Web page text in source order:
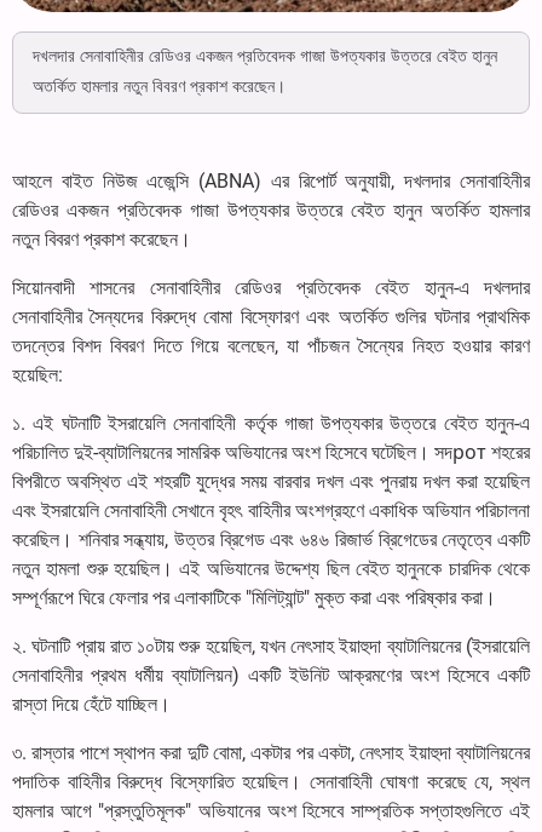
দখলদার সেনাবাহিনীর রেডিওর একজন প্রতিবেদক গাজা উপত্যকার উত্তরে বেইত হানুন
অতর্কিত হামলার নতুন বিবরণ প্রকাশ করেছেন।
আহলে বাইত নিউজ এজেন্সি (ABNA) এর রিপোর্ট অনুযায়ী, দখলদার সেনাবাহিনীর
রেডিওর একজন প্রতিবেদক গাজা উপত্যকার উত্তরে বেইত হানুন অতর্কিত হামলার
নতুন বিবরণ প্রকাশ করেছেন।
সিয়োনবাদী শাসনের সেনাবাহিনীর রেডিওর প্রতিবেদক বেইত হানুন-এ দখলদার
সেনাবাহিনীর সৈন্যদের বিরুদ্ধে বোমা বিস্ফোরণ এবং অতর্কিত গুলির ঘটনার প্রাথমিক
তদন্তের বিশদ বিবরণ দিতে গিয়ে বলেছেন, যা পাঁচজন সৈন্যের নিহত হওয়ার কারণ
হয়েছিল:
১. এই ঘটনাটি ইসরায়েলি সেনাবাহিনী কর্তৃক গাজা উপত্যকার উত্তরে বেইত হানুন-এ
পরিচালিত দুই-ব্যাটালিয়নের সামরিক অভিযানের অংশ হিসেবে ঘটেছিল। সদрот শহরের
বিপরীতে অবস্থিত এই শহরটি যুদ্ধের সময় বারবার দখল এবং পুনরায় দখল করা হয়েছিল
এবং ইসরায়েলি সেনাবাহিনী সেখানে বৃহৎ বাহিনীর অংশগ্রহণে একাধিক অভিযান পরিচালনা
করেছিল। শনিবার সন্ধ্যায়, উত্তর ব্রিগেড এবং ৬৪৬ রিজার্ভ ব্রিগেডের নেতৃত্বে একটি
নতুন হামলা শুরু হয়েছিল। এই অভিযানের উদ্দেশ্য ছিল বেইত হানুনকে চারদিক থেকে
সম্পূর্ণরূপে ঘিরে ফেলার পর এলাকাটিকে "মিলিট্যান্ট" মুক্ত করা এবং পরিষ্কার করা।
২. ঘটনাটি প্রায় রাত ১০টায় শুরু হয়েছিল, যখন নেৎসাহ ইয়াহুদা ব্যাটালিয়নের (ইসরায়েলি
সেনাবাহিনীর প্রথম ধর্মীয় ব্যাটালিয়ন) একটি ইউনিট আক্রমণের অংশ হিসেবে একটি
রাস্তা দিয়ে হেঁটে যাচ্ছিল।
৩. রাস্তার পাশে স্থাপন করা দুটি বোমা, একটার পর একটা, নেৎসাহ ইয়াহুদা ব্যাটালিয়নের
পদাতিক বাহিনীর বিরুদ্ধে বিস্ফোরিত হয়েছিল। সেনাবাহিনী ঘোষণা করেছে যে, স্থল
হামলার আগে "প্রস্তুতিমূলক" অভিযানের অংশ হিসেবে সাম্প্রতিক সপ্তাহগুলিতে এই